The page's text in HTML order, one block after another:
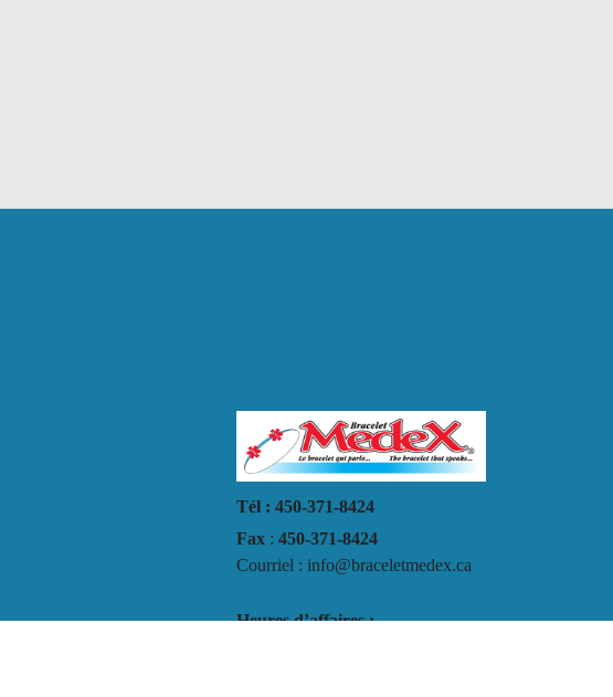
Tél : 450-371-8424
Fax : 450-371-8424
Courriel : info@braceletmedex.ca
Heures d’affaires :